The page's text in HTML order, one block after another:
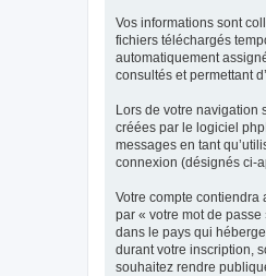
Vos informations sont
fichiers téléchargés
automatiquement
consultés et permettant
Lors de votre navigation
créées par le logiciel
messages en tant
connexion (désignés ci-
Votre compte contiendra
par « votre mot de
dans le pays qui
durant votre inscription,
souhaitez rendre